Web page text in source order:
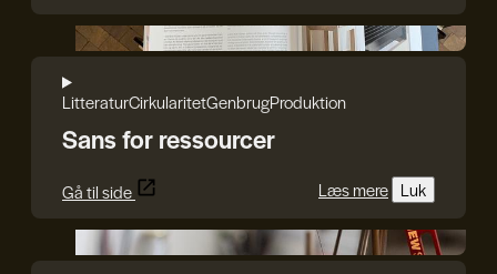
Reshape Waste
LitteraturCirkularitetGenbrugProduktion
Sans for ressourcer
Gå til side Læs mere Luk
Karl Ejnar Nybo